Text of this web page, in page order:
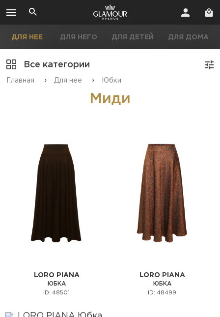
ДЛЯ НЕЕ ДЛЯ НЕГО ДЛЯ ДЕТЕЙ ДЛЯ ДОМА
Все категории
Главная › Для нее › Юбки
Миди
LORO PIANA
ЮБКА
ID: 48501
LORO PIANA
ЮБКА
ID: 48499